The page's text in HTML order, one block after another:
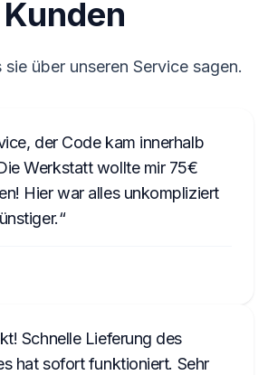
Kunden
sie über unseren Service sagen.
der Code kam innerhalb
Werkstatt wollte mir 75€
Hier war alles unkompliziert
Schnelle Lieferung des
hat sofort funktioniert. Sehr